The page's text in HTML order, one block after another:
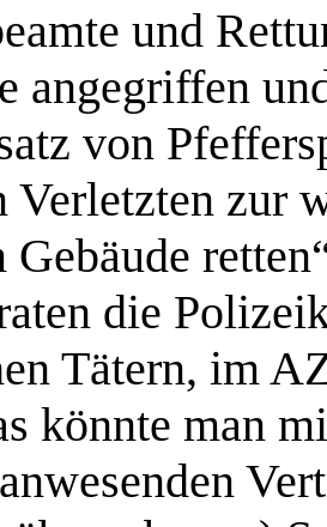
und
angegriffen
von
zur
Gebäude
die
Tätern, im
könnte man